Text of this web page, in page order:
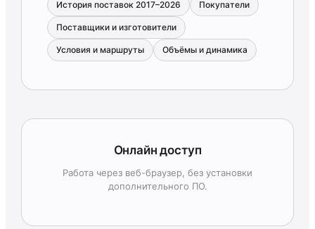
История поставок 2017–2026 Покупатели
Поставщики и изготовители
Условия и маршруты Объёмы и динамика
Онлайн доступ
Работа через веб-браузер, без установки
дополнительного ПО.